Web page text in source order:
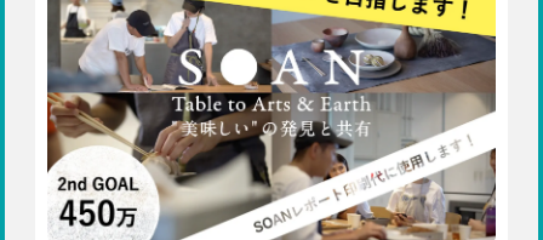
山形
福島
関東
茨城
栃木
群馬
三重 滋賀 京都 大阪
兵庫
和歌山
中国
鳥取 島根 岡山 広島 山口
徳島 香川 愛媛 高知
九州・沖縄